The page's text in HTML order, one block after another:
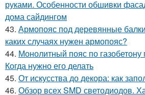
руками. Особенности обшивки
дома сайдингом
43. Армопояс под деревянные
каких случаях нужен армопояс?
44. Монолитный пояс по
Когда нужно его делать
45. От искусства до декора: как
46. Обзор всех SMD светодиодов.